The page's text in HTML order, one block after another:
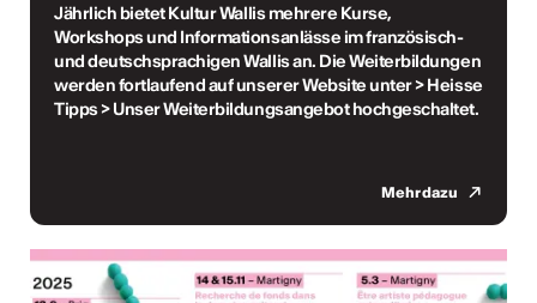
Jährlich bietet Kultur Wallis mehrere Kurse,
Workshops und Informationsanlässe im französisch-
und deutschsprachigen Wallis an. Die Weiterbildungen
werden fortlaufend auf unserer Website unter > Heisse
Tipps > Unser Weiterbildungsangebot hochgeschaltet.
Mehr dazu